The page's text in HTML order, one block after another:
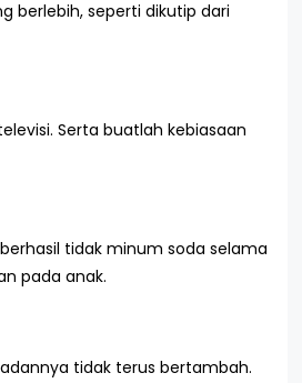
berlebih, seperti dikutip dari
Serta buatlah kebiasaan
tidak minum soda selama
pada anak.
tidak terus bertambah.